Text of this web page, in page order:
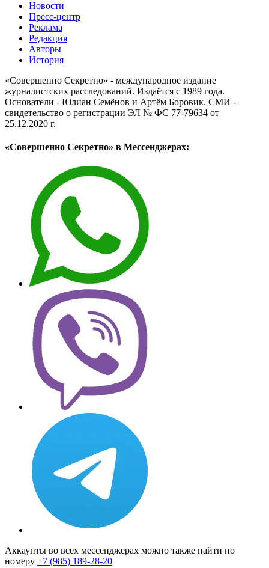
Новости
Пресс-центр
Реклама
Редакция
Авторы
История
«Совершенно Секретно» - международное издание
журналистских расследований. Издаётся с 1989 года.
Основатели - Юлиан Семёнов и Артём Боровик. CМИ -
свидетельство о регистрации ЭЛ № ФС 77-79634 от
25.12.2020 г.
«Совершенно Секретно» в Мессенджерах:
Аккаунты во всех мессенджерах можно также найти по
номеру +7 (985) 189-28-20